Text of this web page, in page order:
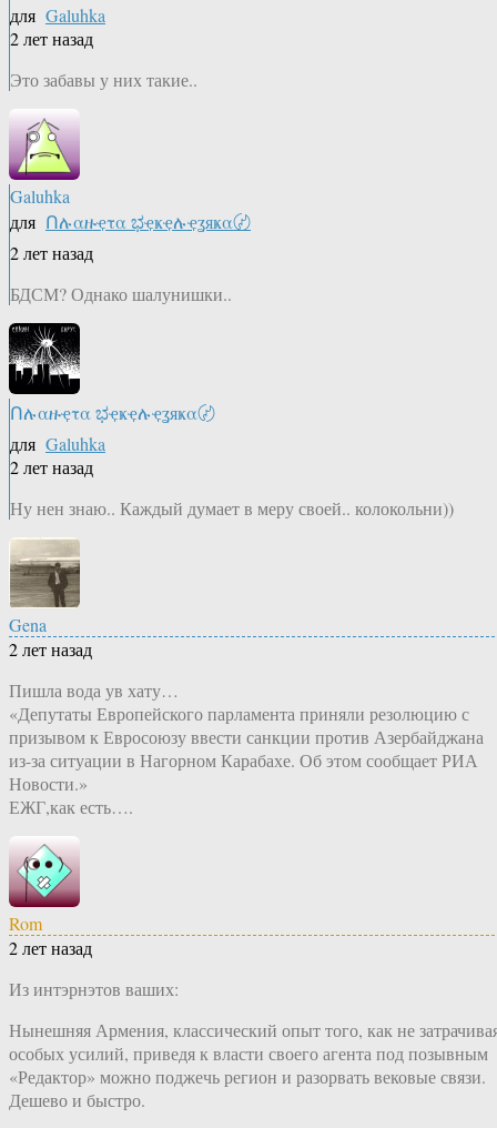
для Galuhka
2 лет назад
Это забавы у них такие..
Galuhka
для Ոሉαዙҿτα ಭҿҝҿሉҿʓяҝα〄
2 лет назад
БДСМ? Однако шалунишки..
Ոሉαዙҿτα ಭҿҝҿሉҿʓяҝα〄
для Galuhka
2 лет назад
Ну нен знаю.. Каждый думает в меру своей.. колокольни))
Gena
2 лет назад
Пишла вода ув хату…
«Депутаты Европейского парламента приняли резолюцию с
призывом к Евросоюзу ввести санкции против Азербайджана
из-за ситуации в Нагорном Карабахе. Об этом сообщает РИА
Новости.»
ЕЖГ,как есть….
Rom
2 лет назад
Из интэрнэтов ваших:
Нынешняя Армения, классический опыт того, как не
особых усилий, приведя к власти своего агента под позывным
«Редактор» можно поджечь регион и разорвать вековые связи.
Дешево и быстро.